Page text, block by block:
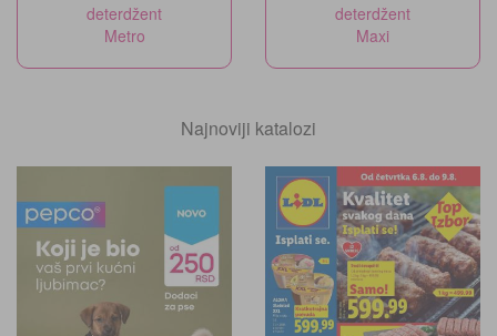
deterdžent
Metro
deterdžent
Maxi
Najnoviji katalozi